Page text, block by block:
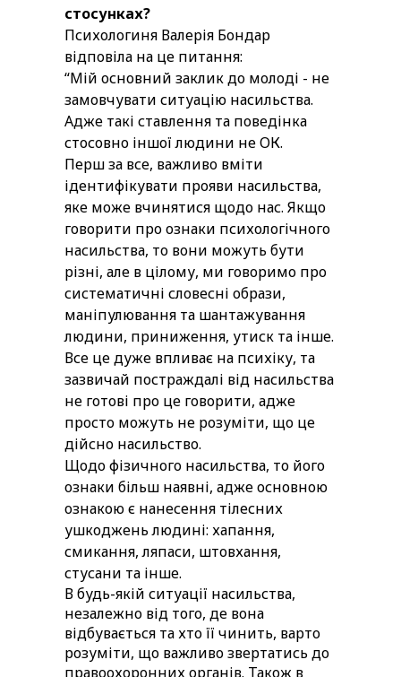
стосунках?
Психологиня Валерія Бондар
відповіла на це питання:
“Мій основний заклик до молоді - не
замовчувати ситуацію насильства.
Адже такі ставлення та поведінка
стосовно іншої людини не ОК.
Перш за все, важливо вміти
ідентифікувати прояви насильства,
яке може вчинятися щодо нас. Якщо
говорити про ознаки психологічного
насильства, то вони можуть бути
різні, але в цілому, ми говоримо про
систематичні словесні образи,
маніпулювання та шантажування
людини, приниження, утиск та інше.
Все це дуже впливає на психіку, та
зазвичай постраждалі від насильства
не готові про це говорити, адже
просто можуть не розуміти, що це
дійсно насильство.
Щодо фізичного насильства, то його
ознаки більш наявні, адже основною
ознакою є нанесення тілесних
ушкоджень людині: хапання,
смикання, ляпаси, штовхання,
стусани та інше.
В будь-якій ситуації насильства,
незалежно від того, де вона
відбувається та хто її чинить, варто
розуміти, що важливо звертатись до
правоохоронних органів. Також в